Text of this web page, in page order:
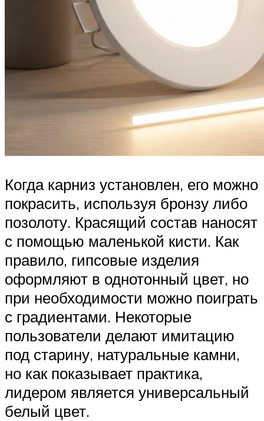
Когда карниз установлен, его можно
покрасить, используя бронзу либо
позолоту. Красящий состав наносят
с помощью маленькой кисти. Как
правило, гипсовые изделия
оформляют в однотонный цвет, но
при необходимости можно поиграть
с градиентами. Некоторые
пользователи делают имитацию
под старину, натуральные камни,
но как показывает практика,
лидером является универсальный
белый цвет.